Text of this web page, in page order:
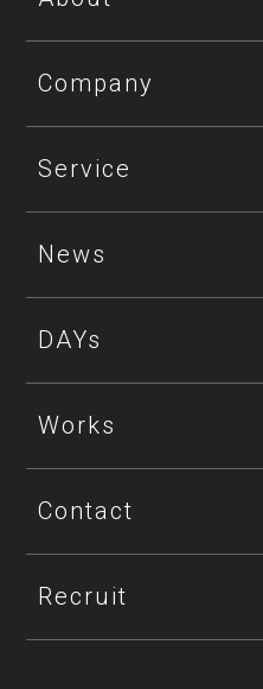
Company
Service
News
DAYs
Works
Contact
Recruit